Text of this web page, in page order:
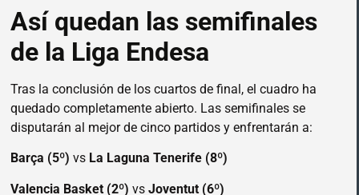
Así quedan las semifinales
de la Liga Endesa
Tras la conclusión de los cuartos de final, el cuadro ha
quedado completamente abierto. Las semifinales se
disputarán al mejor de cinco partidos y enfrentarán a:
Barça (5º) vs La Laguna Tenerife (8º)
Valencia Basket (2º) vs Joventut (6º)